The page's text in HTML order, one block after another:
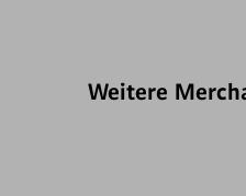
Weitere